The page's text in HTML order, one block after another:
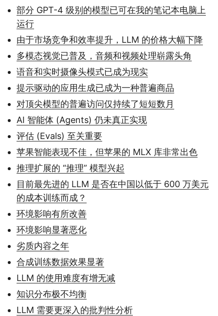
部分 GPT-4 级别的模型已可在我的笔记本电脑上
运行
由于市场竞争和效率提升，LLM 的价格大幅下降
多模态视觉已普及，音频和视频处理崭露头角
语音和实时摄像头模式已成为现实
提示驱动的应用生成已成为一种普遍商品
对顶尖模型的普遍访问仅持续了短短数月
AI 智能体 (Agents) 仍未真正实现
评估 (Evals) 至关重要
苹果智能表现不佳，但苹果的 MLX 库非常出色
推理扩展的 “推理” 模型兴起
目前最先进的 LLM 是否在中国以低于 600 万美元
的成本训练而成？
环境影响有所改善
环境影响显著恶化
劣质内容之年
合成训练数据效果显著
LLM 的使用难度有增无减
知识分布极不均衡
LLM 需要更深入的批判性分析